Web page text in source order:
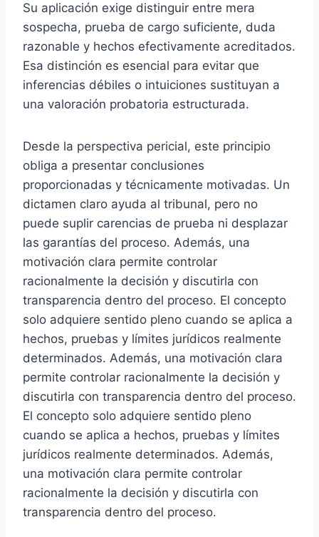
Su aplicación exige distinguir entre mera
sospecha, prueba de cargo suficiente, duda
razonable y hechos efectivamente acreditados.
Esa distinción es esencial para evitar que
inferencias débiles o intuiciones sustituyan a
una valoración probatoria estructurada.
Desde la perspectiva pericial, este principio
obliga a presentar conclusiones
proporcionadas y técnicamente motivadas. Un
dictamen claro ayuda al tribunal, pero no
puede suplir carencias de prueba ni desplazar
las garantías del proceso. Además, una
motivación clara permite controlar
racionalmente la decisión y discutirla con
transparencia dentro del proceso. El concepto
solo adquiere sentido pleno cuando se aplica a
hechos, pruebas y límites jurídicos realmente
determinados. Además, una motivación clara
permite controlar racionalmente la decisión y
discutirla con transparencia dentro del proceso.
El concepto solo adquiere sentido pleno
cuando se aplica a hechos, pruebas y límites
jurídicos realmente determinados. Además,
una motivación clara permite controlar
racionalmente la decisión y discutirla con
transparencia dentro del proceso.